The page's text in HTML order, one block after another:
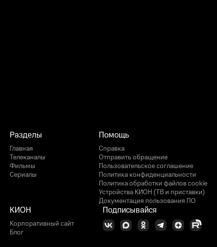
Разделы
Главная
Телеканалы
Фильмы
Сериалы
Помощь
Справка
Отправить обращение
Пользовательское соглашение
Политика конфиденциальности
Политика обработки файлов cookie
Устройства КИОН (ТВ и приставки)
Документация пользования ПО
КИОН
Корпоративный сайт
Блог
Подписывайся